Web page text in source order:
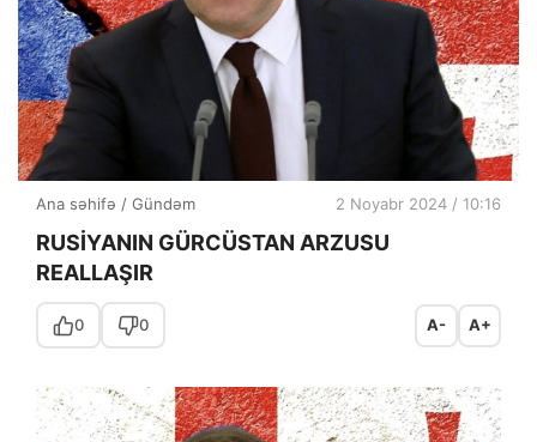
Ana səhifə / Gündəm 2 Noyabr 2024 / 10:16
RUSİYANIN GÜRCÜSTAN ARZUSU
REALLAŞIR
0 0 A- A+